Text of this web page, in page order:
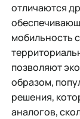
отличаются
мобильность
позволяют
образом,
решения,
аналогов,